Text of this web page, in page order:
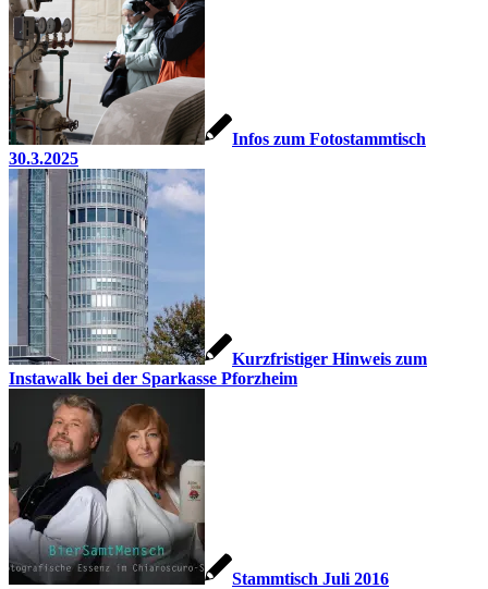
Infos zum Fotostammtisch
30.3.2025
Kurzfristiger Hinweis zum
Instawalk bei der Sparkasse Pforzheim
Stammtisch Juli 2016